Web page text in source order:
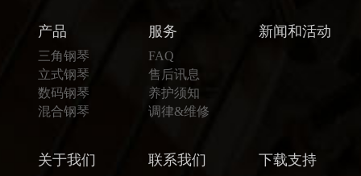
产品
三角钢琴
立式钢琴
数码钢琴
混合钢琴
服务
FAQ
售后讯息
养护须知
调律&维修
新闻和活动
关于我们 联系我们 下载支持